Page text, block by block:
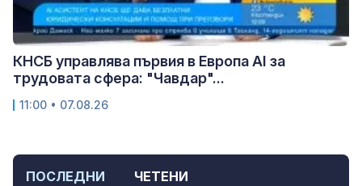
ПОСЛЕДНИ ЧЕТЕНИ
КНСБ управлява първия в Европа AI за
трудовата сфера: "Чавдар"...
11:00 • 07.08.26